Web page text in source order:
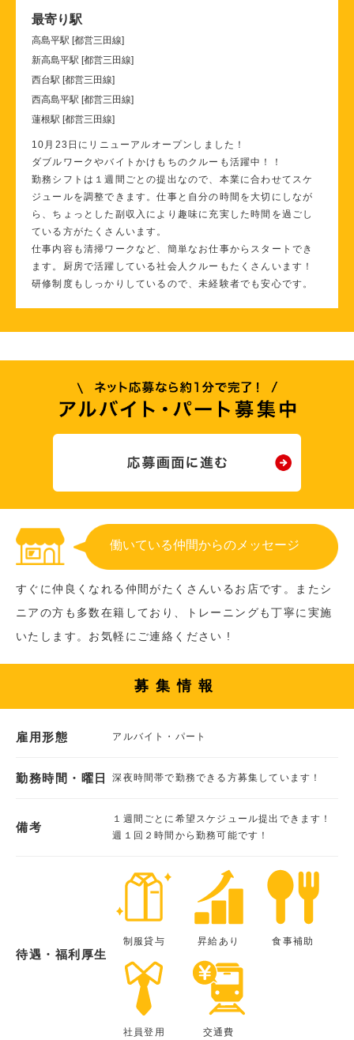
最寄り駅
高島平駅 [都営三田線]
新高島平駅 [都営三田線]
西台駅 [都営三田線]
西高島平駅 [都営三田線]
蓮根駅 [都営三田線]
10月23日にリニューアルオープンしました！
ダブルワークやバイトかけもちのクルーも活躍中！！
勤務シフトは１週間ごとの提出なので、本業に合わせてスケ
ジュールを調整できます。仕事と自分の時間を大切にしなが
ら、ちょっとした副収入により趣味に充実した時間を過ごし
ている方がたくさんいます。
仕事内容も清掃ワークなど、簡単なお仕事からスタートでき
ます。厨房で活躍している社会人クルーもたくさんいます！
研修制度もしっかりしているので、未経験者でも安心です。
働いている仲間からのメッセージ
すぐに仲良くなれる仲間がたくさんいるお店です。またシ
ニアの方も多数在籍しており、トレーニングも丁寧に実施
いたします。お気軽にご連絡ください !
募集情報
雇用形態 アルバイト・パート
勤務時間・曜日 深夜時間帯で勤務できる方募集しています！
備考
１週間ごとに希望スケジュール提出できます！
週１回２時間から勤務可能です！
待遇・福利厚生
制服貸与 昇給あり 食事補助
社員登用 交通費